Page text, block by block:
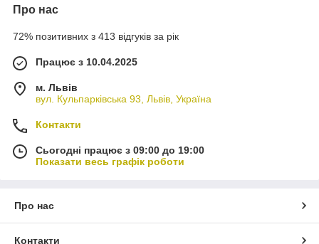
Про нас
72% позитивних з 413 відгуків за рік
Працює з 10.04.2025
м. Львів
вул. Кульпарківська 93, Львів, Україна
Контакти
Сьогодні працює з 09:00 до 19:00
Показати весь графік роботи
Про нас
Контакти